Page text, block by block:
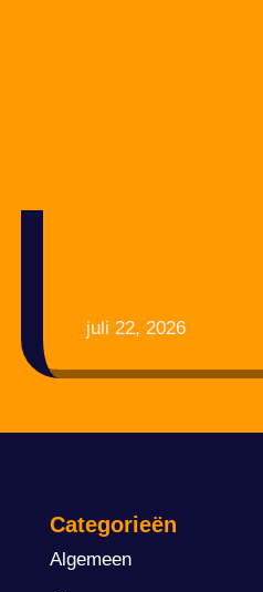
juli 22, 2026
Categorieën
Algemeen